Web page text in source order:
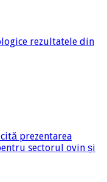
rezultatele din
prezentarea
sectorul ovin și